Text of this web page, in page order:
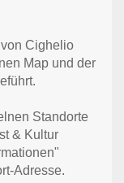
Cighelio
Map und der
Standorte
& Kultur
Adresse.